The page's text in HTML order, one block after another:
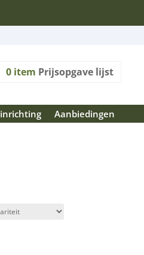
0 item Prijsopgave lijst
Aanbiedingen